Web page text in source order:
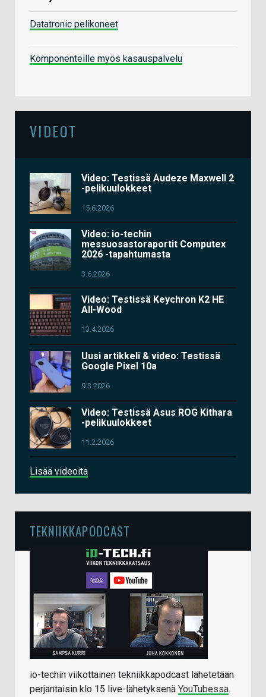
Datatronic pelikoneet
Komponenteille myös kasauspalvelu
VIDEOT
Video: Testissä Audeze Maxwell 2
-pelikuulokkeet
15.6.2026
Video: io-techin
messuosastoraportit Computex
2026 -tapahtumasta
3.6.2026
Video: Testissä Keychron K2 HE
All-Wood
13.4.2026
Uusi artikkeli & video: Testissä
Google Pixel 10a
9.3.2026
Video: Testissä Asus ROG Kithara
-pelikuulokkeet
11.2.2026
Lisää videoita
TEKNIIKKAPODCAST
io-techin viikottainen tekniikkapodcast lähetetään
perjantaisin klo 15 live-lähetyksenä YouTubessa.